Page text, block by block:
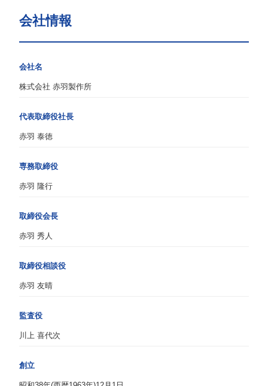
会社情報
会社名
株式会社 赤羽製作所
代表取締役社長
赤羽 泰徳
専務取締役
赤羽 隆行
取締役会長
赤羽 秀人
取締役相談役
赤羽 友晴
監査役
川上 喜代次
創立